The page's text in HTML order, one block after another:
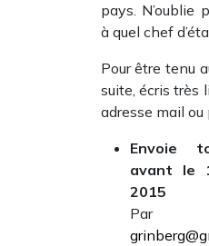
pays. N’oublie
à quel chef
Pour être tenu
suite, écris très
adresse mail ou
Envoie
avant le
2015
Par